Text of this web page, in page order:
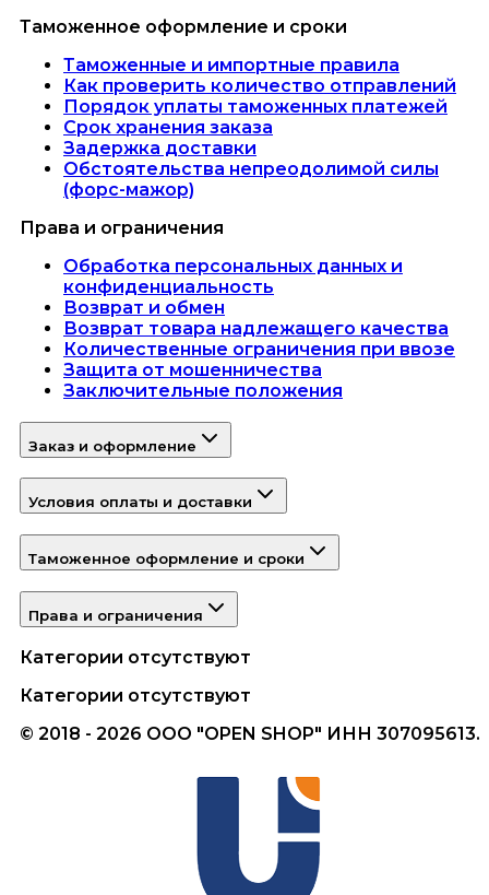
Таможенное оформление и сроки
Таможенные и импортные правила
Как проверить количество отправлений
Порядок уплаты таможенных платежей
Срок хранения заказа
Задержка доставки
Обстоятельства непреодолимой силы
(форс-мажор)
Права и ограничения
Обработка персональных данных и
конфиденциальность
Возврат и обмен
Возврат товара надлежащего качества
Количественные ограничения при ввозе
Защита от мошенничества
Заключительные положения
Заказ и оформление
Условия оплаты и доставки
Таможенное оформление и сроки
Права и ограничения
Категории отсутствуют
Категории отсутствуют
© 2018 - 2026 ООО "OPEN SHOP" ИНН 307095613.